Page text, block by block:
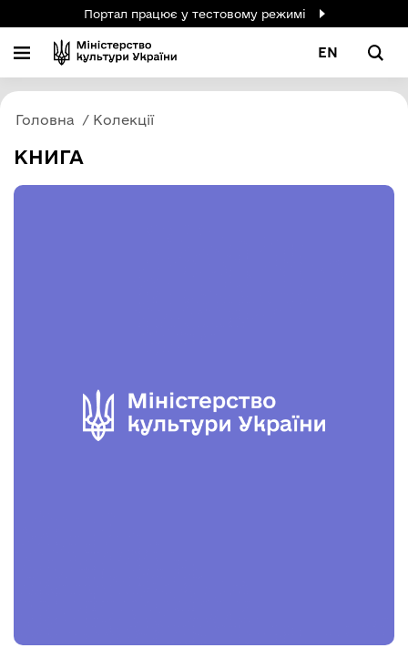
Портал працює у тестовому режимі
EN
Головна Колекції
КНИГА